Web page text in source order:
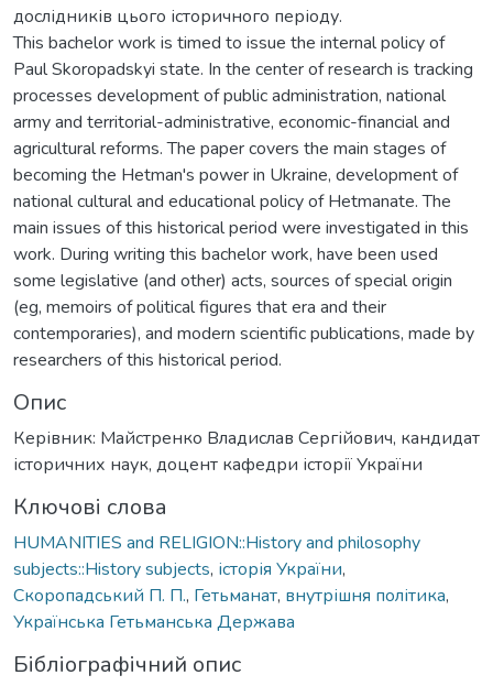
дослідників цього історичного періоду.
This bachelor work is timed to issue the internal policy of
Paul Skoropadskyi state. In the center of research is tracking
processes development of public administration, national
army and territorial-administrative, economic-financial and
agricultural reforms. The paper covers the main stages of
becoming the Hetman's power in Ukraine, development of
national cultural and educational policy of Hetmanate. The
main issues of this historical period were investigated in this
work. During writing this bachelor work, have been used
some legislative (and other) acts, sources of special origin
(eg, memoirs of political figures that era and their
contemporaries), and modern scientific publications, made by
researchers of this historical period.
Опис
Керівник: Майстренко Владислав Сергійович, кандидат
історичних наук, доцент кафедри історії України
Ключові слова
HUMANITIES and RELIGION::History and philosophy
subjects::History subjects, історія України,
Скоропадський П. П., Гетьманат, внутрішня політика,
Українська Гетьманська Держава
Бібліографічний опис